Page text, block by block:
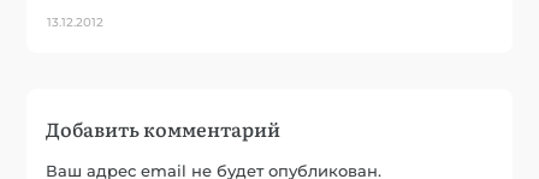
13.12.2012
Добавить комментарий
Ваш адрес email не будет опубликован.